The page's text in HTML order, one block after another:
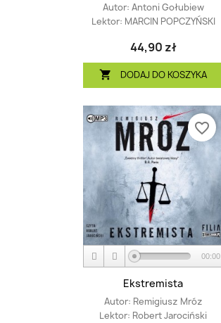
Autor: Antoni Gołubiew
Lektor: MARCIN POPCZYŃSKI
44,90 zł
 DODAJ DO KOSZYKA
00:00
Ekstremista
Autor: Remigiusz Mróz
Lektor: Robert Jarociński
favorite_border